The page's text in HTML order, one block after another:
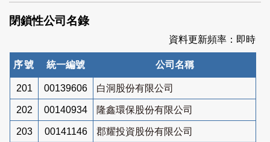
索
閉鎖性公司名錄
資料更新頻率：即時
序號 統一編號 公司名稱
201 00139606 白洞股份有限公司
202 00140934 隆鑫環保股份有限公司
203 00141146 郡耀投資股份有限公司